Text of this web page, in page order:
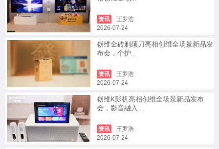
资讯
王罗浩
2026-07-24
创维金砖剃须刀亮相创维全场景新品发
布会，个护...
资讯
王罗浩
2026-07-24
创维K影机亮相创维全场景新品发布
会，影音融入...
资讯
王罗浩
2026-07-24